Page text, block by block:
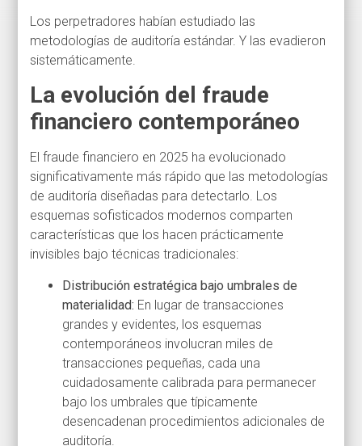
Los perpetradores habían estudiado las
metodologías de auditoría estándar. Y las evadieron
sistemáticamente.
La evolución del fraude
financiero contemporáneo
El fraude financiero en 2025 ha evolucionado
significativamente más rápido que las metodologías
de auditoría diseñadas para detectarlo. Los
esquemas sofisticados modernos comparten
características que los hacen prácticamente
invisibles bajo técnicas tradicionales:
Distribución estratégica bajo umbrales de
materialidad: En lugar de transacciones
grandes y evidentes, los esquemas
contemporáneos involucran miles de
transacciones pequeñas, cada una
cuidadosamente calibrada para permanecer
bajo los umbrales que típicamente
desencadenan procedimientos adicionales de
auditoría.